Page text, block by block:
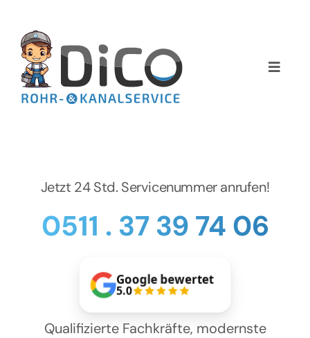
springen
Toggle
Home
Services
Preise
NEWS
Kontakt
Jetzt 24 Std. Servicenummer anrufen!
0511 . 37 39 74 06
Google bewertet
5.0
Qualifizierte Fachkräfte, modernste